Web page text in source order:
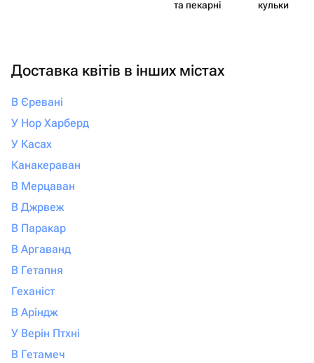
та пекарні
кульки
Доставка квітів в інших містах
В Єревані
У Нор Харберд
У Касах
Канакераван
В Мерцаван
В Джрвеж
В Паракар
В Аргаванд
В Гетапня
Геханіст
В Аріндж
У Верін Птхні
В Гетамеч